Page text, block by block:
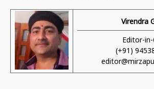
Virendra
Editor-
(+91)